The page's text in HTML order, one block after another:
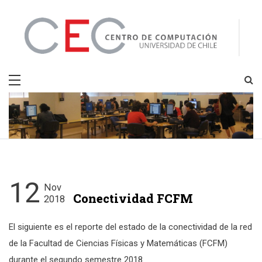
content
CEC
12 Nov
2018
Conectividad FCFM
El siguiente es el reporte del estado de la conectividad de la red
de la Facultad de Ciencias Físicas y Matemáticas (FCFM)
durante el segundo semestre 2018.